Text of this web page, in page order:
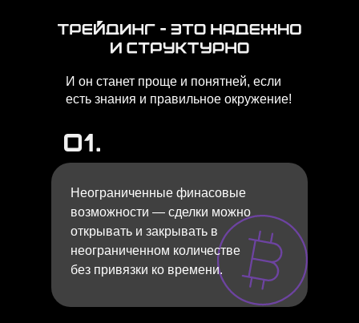
И он станет проще и понятней, если
есть знания и правильное окружение!
Неограниченные финасовые
возможности — сделки можно
открывать и закрывать в
неограниченном количестве
без привязки ко времени.